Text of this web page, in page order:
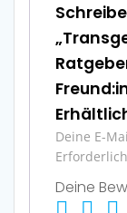
Deine E-
Deine